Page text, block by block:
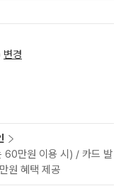
변경
60만원 이용 시) / 카드 발
원 혜택 제공